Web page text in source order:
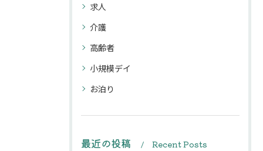
求人
介護
高齢者
小規模デイ
お泊り
最近の投稿 Recent Posts